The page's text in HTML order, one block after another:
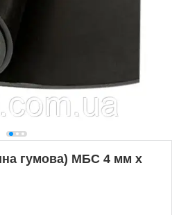
гумова) МБС 4 мм х